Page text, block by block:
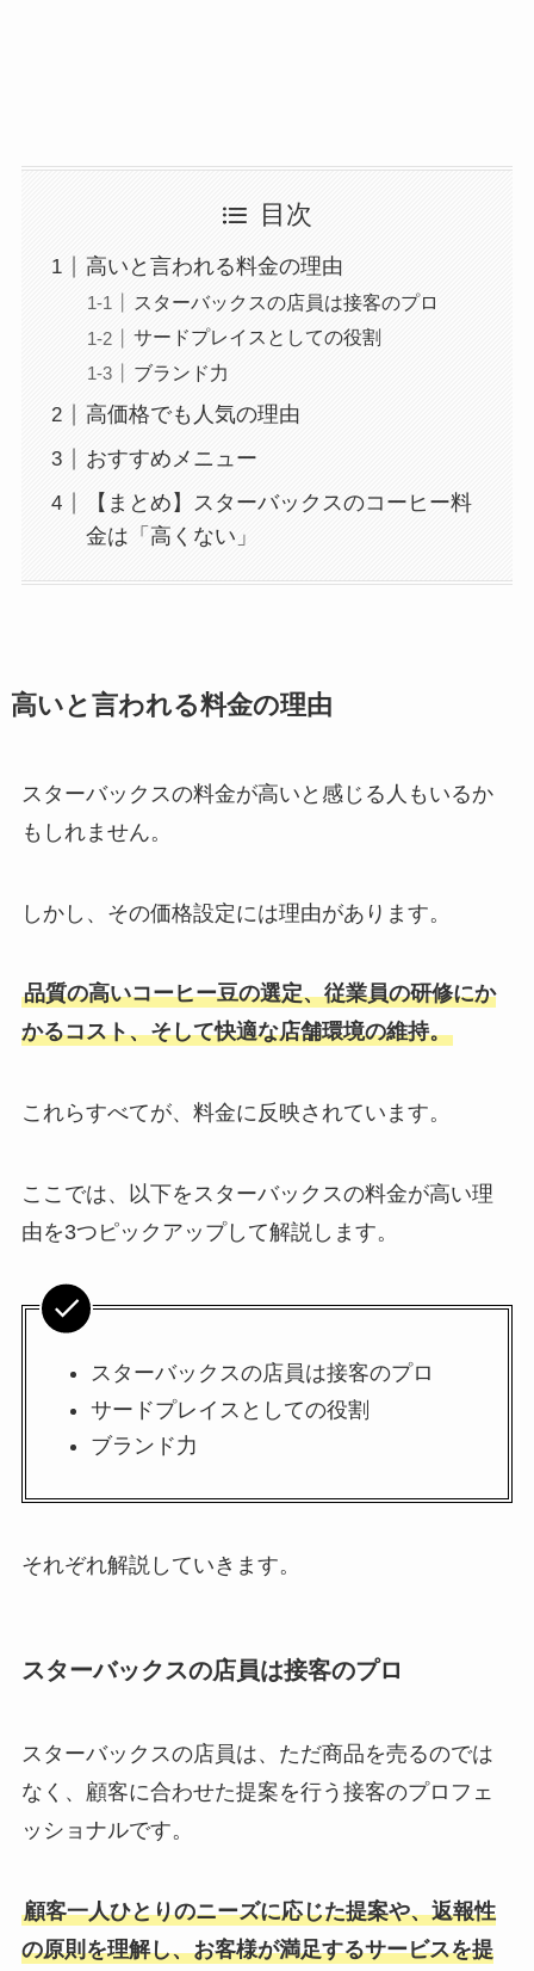
目次
高いと言われる料金の理由
スターバックスの店員は接客のプロ
サードプレイスとしての役割
ブランド力
高価格でも人気の理由
おすすめメニュー
【まとめ】スターバックスのコーヒー料
金は「高くない」
高いと言われる料金の理由
スターバックスの料金が高いと感じる人もいるか
もしれません。
しかし、その価格設定には理由があります。
品質の高いコーヒー豆の選定、従業員の研修にか
かるコスト、そして快適な店舗環境の維持。
これらすべてが、料金に反映されています。
ここでは、以下をスターバックスの料金が高い理
由を3つピックアップして解説します。
スターバックスの店員は接客のプロ
サードプレイスとしての役割
ブランド力
それぞれ解説していきます。
スターバックスの店員は接客のプロ
スターバックスの店員は、ただ商品を売るのでは
なく、顧客に合わせた提案を行う接客のプロフェ
ッショナルです。
顧客一人ひとりのニーズに応じた提案や、返報性
の原則を理解し、お客様が満足するサービスを提